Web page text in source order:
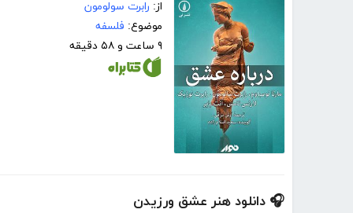
از: رابرت سولومون
موضوع: فلسفه
۹ ساعت و ۵۸ دقیقه
🎧 دانلود هنر عشق ورزیدن